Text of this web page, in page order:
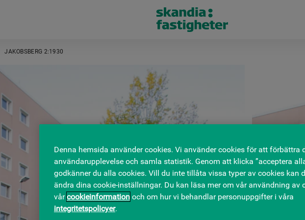
JAKOBSBERG 2:1930
Denna hemsida använder cookies. Vi använder cookies för att förbättra
användarupplevelse och samla statistik. Genom att klicka ”acceptera
godkänner du alla cookies. Vill du inte tillåta vissa typer av cookies kan
ändra dina cookie-inställningar. Du kan läsa mer om vår användning av
vårcookieinformation och om hur vi behandlar personuppgifter i våra
integritetspolicyer.